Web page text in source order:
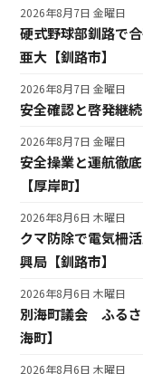
硬式野球部釧路で
亜大【釧路市】
2026年8月7日 金曜日
安全確認と啓発継
2026年8月7日 金曜日
安全操業と運航徹
【厚岸町】
2026年8月7日 金曜日
クマ防除で電気柵
興局【釧路市】
2026年8月6日 木曜日
別海町議会 ふる
海町】
2026年8月6日 木曜日
2026年8月6日 木曜日